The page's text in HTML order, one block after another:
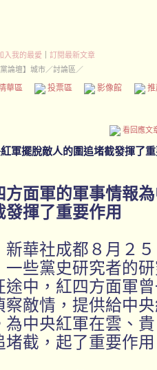
入我的最愛
訂閱最新文章
黨論壇】城市／討論區／
華區 投票區 影像館
看回應文
軍擺脫敵人的圍追堵截發揮了
方面軍的軍事情報
發揮了重要作用
社成都８月２５
一些黨史研究者的
途中，紅四方面軍
察敵情，提供給中
為中央紅軍在雲、
堵截，起了重要作